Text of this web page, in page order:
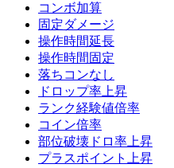
コンボ加算
固定ダメージ
操作時間延長
操作時間固定
落ちコンなし
ドロップ率上昇
ランク経験値倍率
コイン倍率
部位破壊ドロ率上昇
プラスポイント上昇